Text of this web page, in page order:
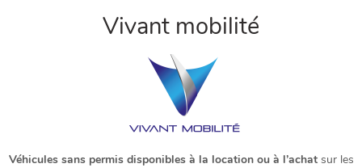
Vivant mobilité
Véhicules sans permis disponibles à la location ou à l’achatsur les